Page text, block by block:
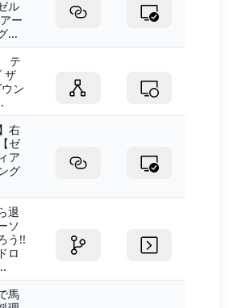
ル
ー
...
テ
ザ
ン
右
ゼ
ア
グ
退
ソ
う!!
ロ
馬